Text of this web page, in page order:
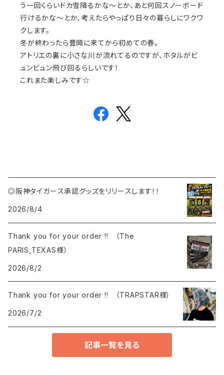
う一回くらいドカ雪降るかな～とか、あと何回スノーボード
行けるかな～とか、考えたらやっぱり日々の暮らしにワクワ
クします。
冬が終わったら豊岡に来てから初めての春。
アトリエの裏に小さな川が流れてるのですが、ホタルがビ
ュンビュン飛び回るらしいです！
これまた楽しみです☆
◎阪神タイガース承認グッズをリリースします！！
2026/8/4
Thank you for your order !! （The
PARIS,TEXAS様）
2026/8/2
Thank you for your order !! （TRAPSTAR様）
2026/7/2
記事一覧を見る